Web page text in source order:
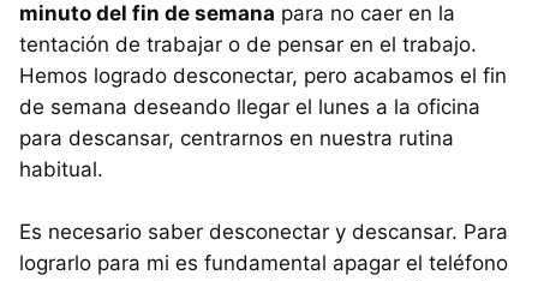
minuto del fin de semana para no caer en la
tentación de trabajar o de pensar en el trabajo.
Hemos logrado desconectar, pero acabamos el fin
de semana deseando llegar el lunes a la oficina
para descansar, centrarnos en nuestra rutina
habitual.
Es necesario saber desconectar y descansar. Para
lograrlo para mi es fundamental apagar el teléfono